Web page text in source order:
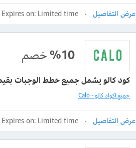
Expires on: Limited time
%10خصم
كود كالو يشمل جميع خطط الوجبات بقيمة
جميع اكواد كالو - Calo
Expires on: Limited time